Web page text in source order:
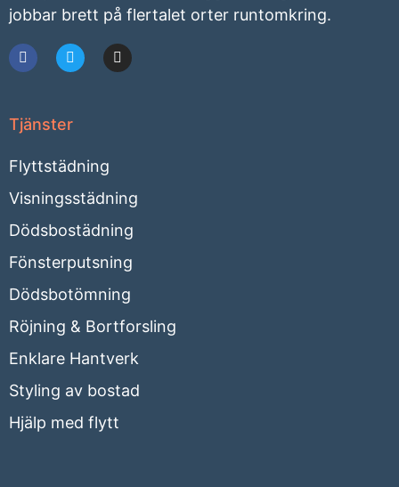
jobbar brett på flertalet orter runtomkring.
Tjänster
Flyttstädning
Visningsstädning
Dödsbostädning
Fönsterputsning
Dödsbotömning
Röjning & Bortforsling
Enklare Hantverk
Styling av bostad
Hjälp med flytt